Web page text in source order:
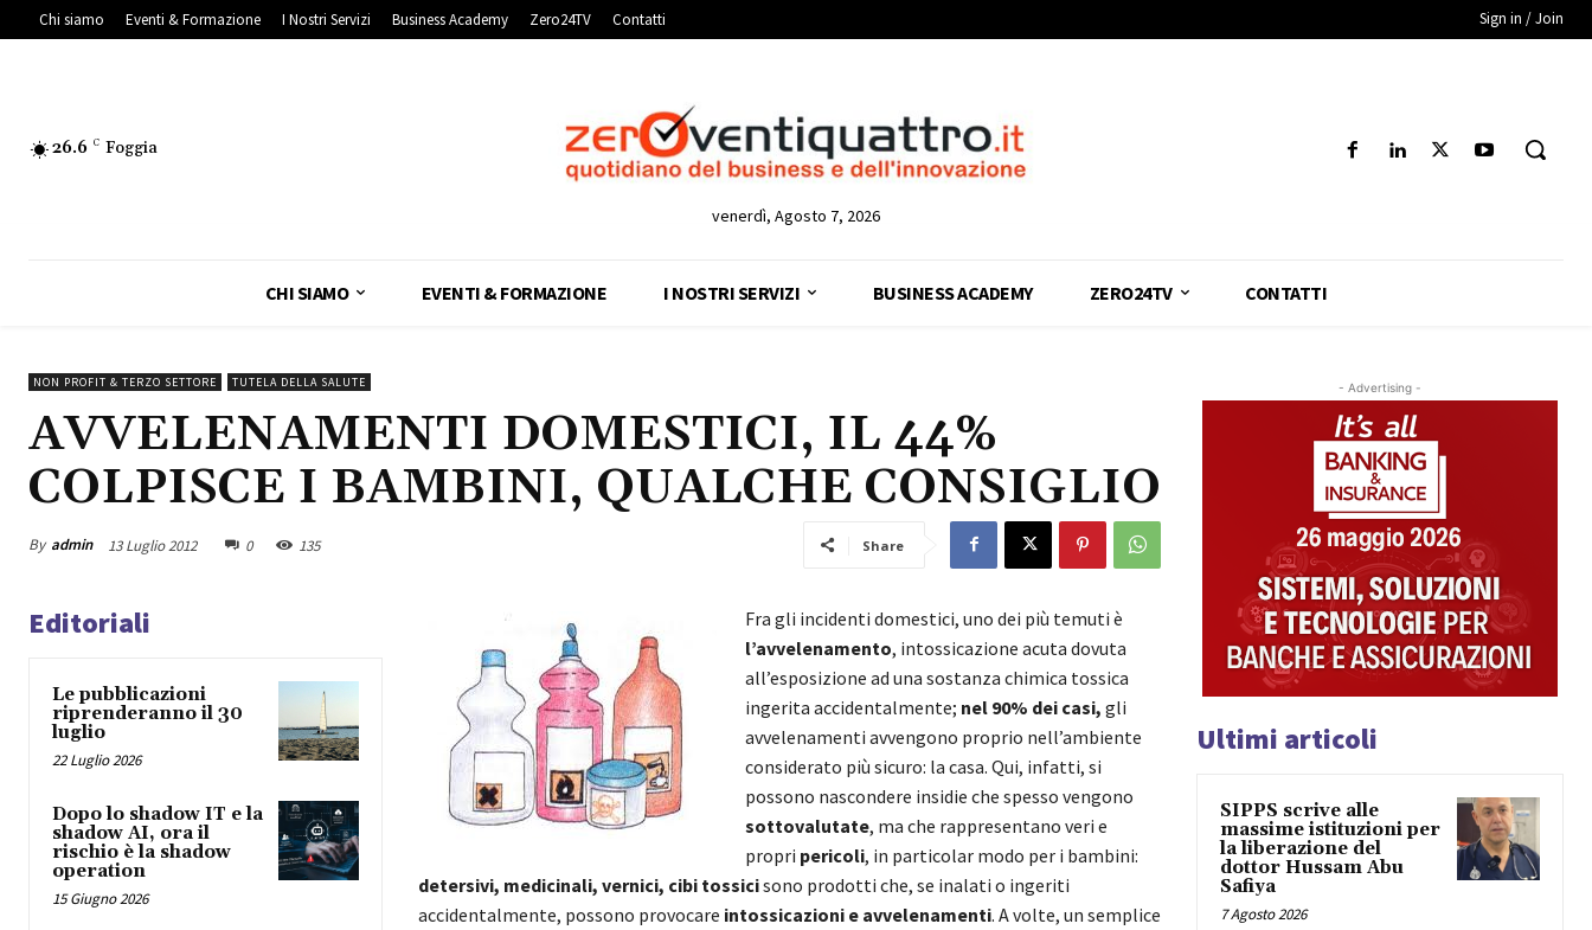
Chi siamo Eventi & Formazione I Nostri Servizi Business Academy Zero24TV Contatti Sign in / Join
26.6 C Foggia
venerdì, Agosto 7, 2026
CHI SIAMO EVENTI & FORMAZIONE I NOSTRI SERVIZI BUSINESS ACADEMY ZERO24TV CONTATTI
NON PROFIT & TERZO SETTORE TUTELA DELLA SALUTE
AVVELENAMENTI DOMESTICI, IL 44%
COLPISCE I BAMBINI, QUALCHE CONSIGLIO
By admin 13 Luglio 2012 0 135 Share
Editoriali
Le pubblicazioni
riprenderanno il 30
luglio
22 Luglio 2026
Dopo lo shadow IT e la
shadow AI, ora il
rischio è la shadow
operation
15 Giugno 2026
Fra gli incidenti domestici, uno dei più temuti è
l’avvelenamento, intossicazione acuta dovuta
all’esposizione ad una sostanza chimica tossica
ingerita accidentalmente; nel 90% dei casi, gli
avvelenamenti avvengono proprio nell’ambiente
considerato più sicuro: la casa. Qui, infatti, si
possono nascondere insidie che spesso vengono
sottovalutate, ma che rappresentano veri e
propri pericoli, in particolar modo per i bambini:
detersivi, medicinali, vernici, cibi tossicisono prodotti che, se inalati o ingeriti
accidentalmente, possono provocare intossicazioni e avvelenamenti. A volte, un semplice
- Advertising -
Ultimi articoli
SIPPS scrive alle
massime istituzioni per
la liberazione del
dottor Hussam Abu
Safiya
7 Agosto 2026